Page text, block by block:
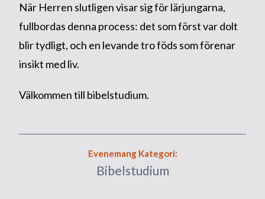
När Herren slutligen visar sig för lärjungarna,
fullbordas denna process: det som först var dolt
blir tydligt, och en levande tro föds som förenar
insikt med liv.
Välkommen till bibelstudium.
Evenemang Kategori:
Bibelstudium